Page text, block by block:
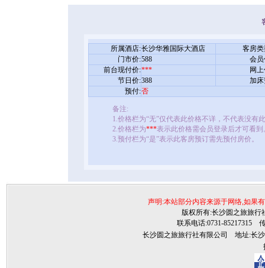
所属酒店:长沙华雅国际大酒店
客房类
门市价:588
会员
前台现付价:***
网
节日价:388
加床
预付:否
备注:
1.价格栏为“无”仅代表此价格不详，不代表没有
2.价格栏为***表示此价格需会员登录后才可看到
3.预付栏为“是”表示此客房预订需先预付房价。
声明:本站部分内容来源于网络,如果
版权所有:长沙圆之旅旅行
联系电话:0731-85217315
长沙圆之旅旅行社有限公司 地址:长
技